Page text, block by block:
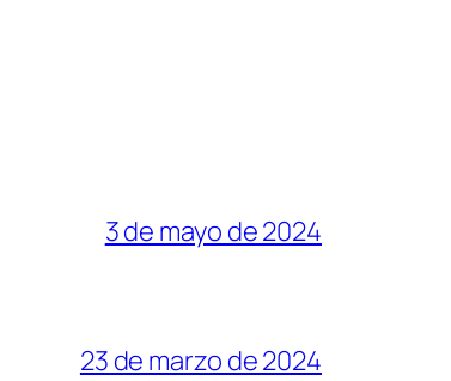
3 de mayo de 2024
23 de marzo de 2024